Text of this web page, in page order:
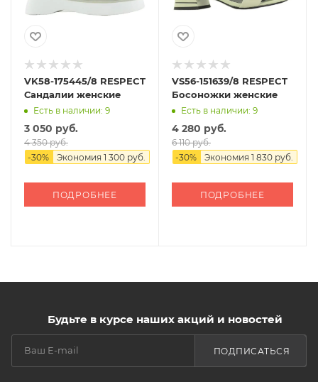
VK58-175445/8 RESPECT
Сандалии женские
Есть в наличии: 9
3 050 руб.
4 350 руб.
-30% Экономия 1 300 руб.
ПОДРОБНЕЕ
VS56-151639/8 RESPECT
Босоножки женские
Есть в наличии: 9
4 280 руб.
6 110 руб.
-30% Экономия 1 830 руб.
ПОДРОБНЕЕ
Будьте в курсе наших акций и новостей
ПОДПИСАТЬСЯ